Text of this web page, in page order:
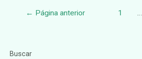
Paginación
← Página anterior 1 …
Buscar